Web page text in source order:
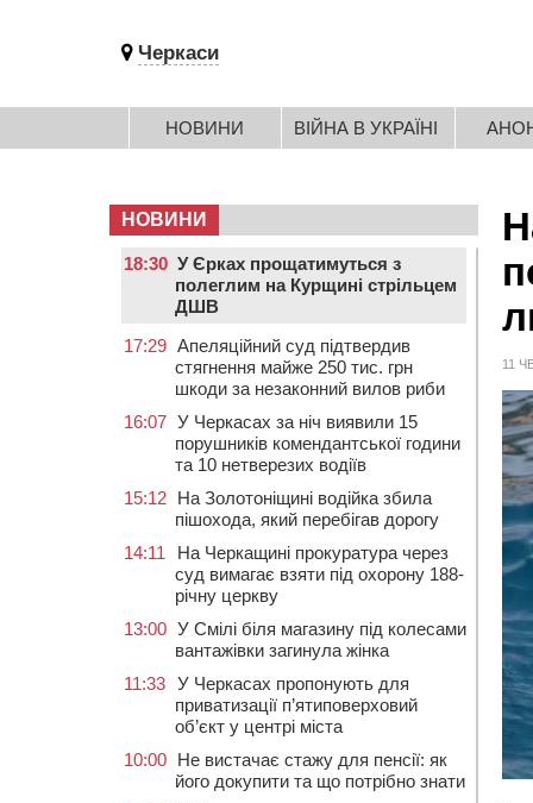
Черкаси
НОВИНИ ВІЙНА В УКРАЇНІ
11
НОВИНИ
18:30 У Єрках прощатимуться з
полеглим на Курщині стрільцем
ДШВ
17:29 Апеляційний суд підтвердив
стягнення майже 250 тис. грн
шкоди за незаконний вилов риби
16:07 У Черкасах за ніч виявили 15
порушників комендантської години
та 10 нетверезих водіїв
15:12 На Золотоніщині водійка збила
пішохода, який перебігав дорогу
14:11
На Черкащині прокуратура через
суд вимагає взяти під охорону 188-
річну церкву
13:00 У Смілі біля магазину під колесами
вантажівки загинула жінка
11:33 У Черкасах пропонують для
приватизації п’ятиповерховий
об’єкт у центрі міста
10:00 Не вистачає стажу для пенсії: як
його докупити та що потрібно знати